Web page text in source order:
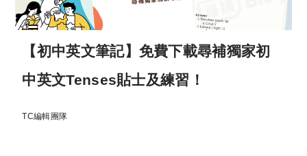
【初中英文筆記】免費下載尋補獨家初
中英文Tenses貼士及練習！
TC編輯團隊